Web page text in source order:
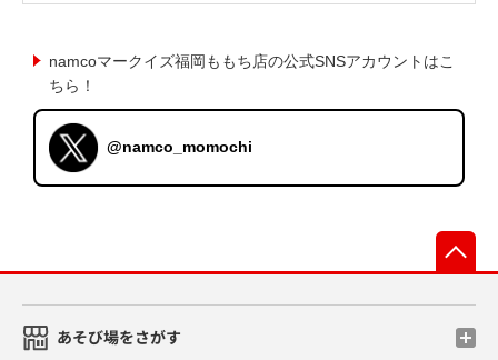
namcoマークイズ福岡ももち店の公式SNSアカウントはこ
ちら！
@namco_momochi
あそび場をさがす